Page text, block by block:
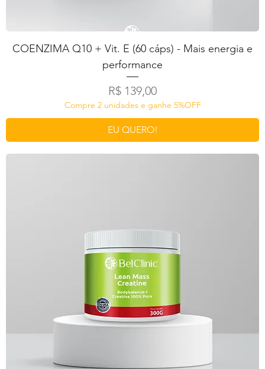
COENZIMA Q10 + Vit. E (60 cáps) - Mais energia e
performance
Preço
R$ 139,00
Compre 2 unidades e ganhe 5%OFF
EU QUERO!